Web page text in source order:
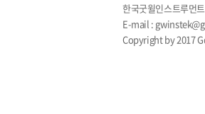
한국굿윌인스트루먼
E-mail :
Copyright by 2017